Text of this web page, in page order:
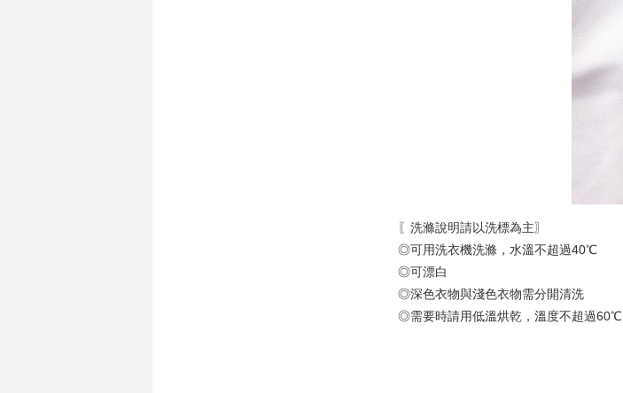
〖洗滌說明請以洗標為主〗
◎可用洗衣機洗滌，水溫不超過40℃
◎可漂白
◎深色衣物與淺色衣物需分開清洗
◎需要時請用低溫烘乾，溫度不超過60℃